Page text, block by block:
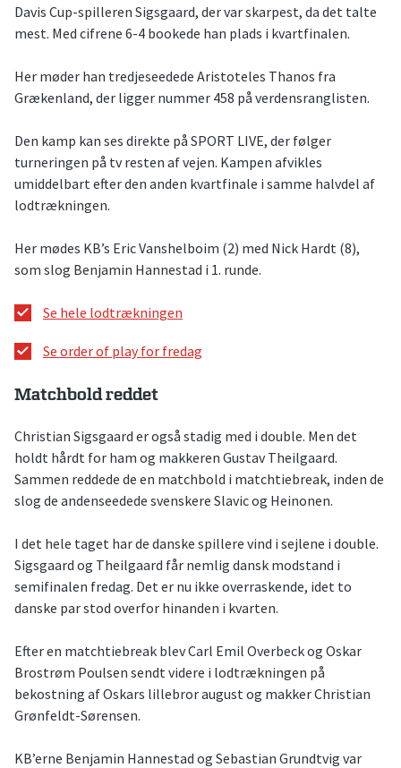
Davis Cup-spilleren Sigsgaard, der var skarpest, da det talte
mest. Med cifrene 6-4 bookede han plads i kvartfinalen.
Her møder han tredjeseedede Aristoteles Thanos fra
Grækenland, der ligger nummer 458 på verdensranglisten.
Den kamp kan ses direkte på SPORT LIVE, der følger
turneringen på tv resten af vejen. Kampen afvikles
umiddelbart efter den anden kvartfinale i samme halvdel af
lodtrækningen.
Her mødes KB’s Eric Vanshelboim (2) med Nick Hardt (8),
som slog Benjamin Hannestad i 1. runde.
Se hele lodtrækningen
Se order of play for fredag
Matchbold reddet
Christian Sigsgaard er også stadig med i double. Men det
holdt hårdt for ham og makkeren Gustav Theilgaard.
Sammen reddede de en matchbold i matchtiebreak, inden de
slog de andenseedede svenskere Slavic og Heinonen.
I det hele taget har de danske spillere vind i sejlene i double.
Sigsgaard og Theilgaard får nemlig dansk modstand i
semifinalen fredag. Det er nu ikke overraskende, idet to
danske par stod overfor hinanden i kvarten.
Efter en matchtiebreak blev Carl Emil Overbeck og Oskar
Brostrøm Poulsen sendt videre i lodtrækningen på
bekostning af Oskars lillebror august og makker Christian
Grønfeldt-Sørensen.
KB’erne Benjamin Hannestad og Sebastian Grundtvig var